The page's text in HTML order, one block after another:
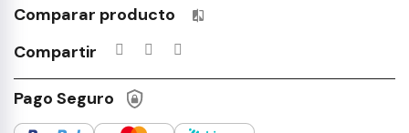
Comparar producto Productos incluidos en tu lista
Compartir
Pago Seguro